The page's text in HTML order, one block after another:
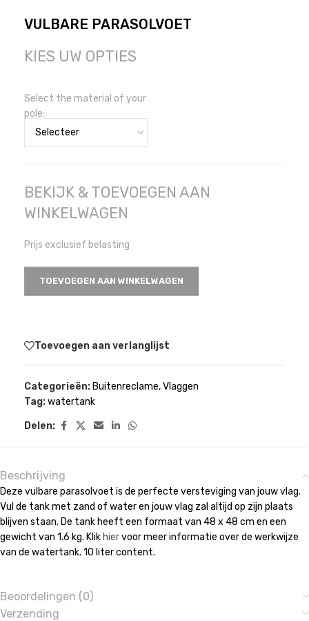
VULBARE PARASOLVOET
KIES UW OPTIES
Select the material of your
pole:
BEKIJK & TOEVOEGEN AAN
WINKELWAGEN
Prijs exclusief belasting
TOEVOEGEN AAN WINKELWAGEN
Toevoegen aan verlanglijst
Categorieën: Buitenreclame,Vlaggen
Tag:watertank
Delen:
Beschrijving
Deze vulbare parasolvoet is de perfecte versteviging van jouw vlag.
Vul de tank met zand of water en jouw vlag zal altijd op zijn plaats
blijven staan. De tank heeft een formaat van 48 x 48 cm en een
gewicht van 1.6 kg. Klik hiervoor meer informatie over de werkwijze
van de watertank. 10 liter content.
Beoordelingen (0)
Verzending